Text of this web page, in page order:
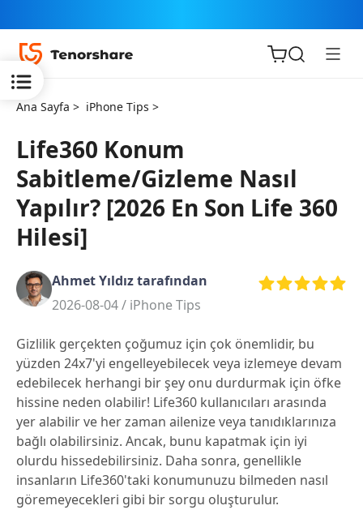
iOS için
ReiBoot
PDNob
Ana Sayfa > iPhone Tips >
Life360 Konum
Sabitleme/Gizleme Nasıl
Yapılır? [2026 En Son Life 360
Hilesi]
Ahmet Yıldız tarafından
2026-08-04 / iPhone Tips
Gizlilik gerçekten çoğumuz için çok önemlidir, bu
yüzden 24x7'yi engelleyebilecek veya izlemeye devam
edebilecek herhangi bir şey onu durdurmak için öfke
hissine neden olabilir! Life360 kullanıcıları arasında
yer alabilir ve her zaman ailenize veya tanıdıklarınıza
bağlı olabilirsiniz. Ancak, bunu kapatmak için iyi
olurdu hissedebilirsiniz. Daha sonra, genellikle
insanların Life360'taki konumunuzu bilmeden nasıl
göremeyecekleri gibi bir sorgu oluşturulur.